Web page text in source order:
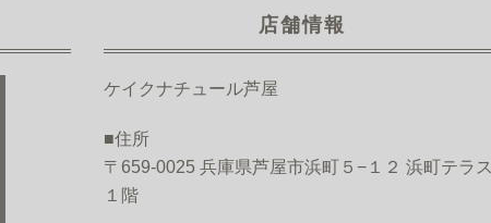
店舗情報
ケイクナチュール芦屋
■住所
〒659-0025 兵庫県芦屋市浜町５−１２ 浜町テラス
１階